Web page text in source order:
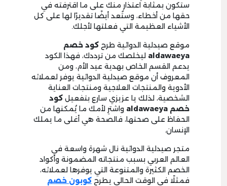
ستكون بمثابة اعتذار منك على ما اقترفته في
حقها من أخطاء، وستُعد أيضًا تقديرًا لها على كل
الأشياء العظيمة التي فعلتها لأجلك.
موقع صيدلية الدوائية طرح كود خصم
aldawaeya ليخلصك من ترددك، فهذا الكود
يدعم القسم الخاص بهدية عيد الأم، ومن
المعروف أن موقع صيدلية الدوائية يوفر لعملائه
الأدوية والمنتجات العلاجية ومنتجات العناية
الشخصية، لذلك يا عزيزي سارع بتفعيل كود
خصم aldawaeya
واشترِ لأمك ما يُمكنها من
الحفاظ على صحتها، فالصحة هي أغلى ما يملك
الإنسان.
متجر صيدلية الدوائية نال شهرة واسعة في
العالم العربي بسبب منتجاته المضمونة وأكواد
الخصم الكثيرة والمتنوعة التي يوفرها لعملائه،
فمثلًا في الوقت الحالي يطرح كوبون خصم